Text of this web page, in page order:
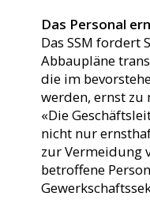
Das Personal
Das SSM fordert
Abbaupläne
die im
werden, ernst
«Die
nicht nur
zur Vermeidung
betroffene